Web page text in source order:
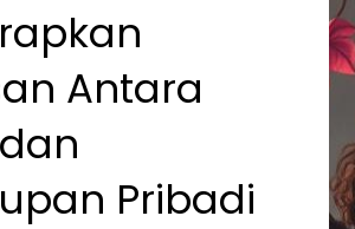
Antara
Pribadi